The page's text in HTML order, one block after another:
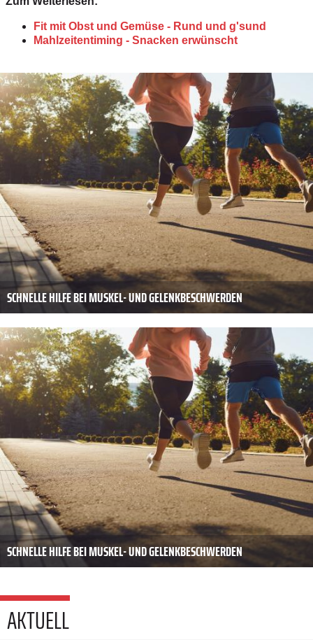
Fit mit Obst und Gemüse - Rund und g'sund
Mahlzeitentiming - Snacken erwünscht
SCHNELLE HILFE BEI MUSKEL- UND GELENKBESCHWERDEN
SCHNELLE HILFE BEI MUSKEL- UND GELENKBESCHWERDEN
AKTUELL